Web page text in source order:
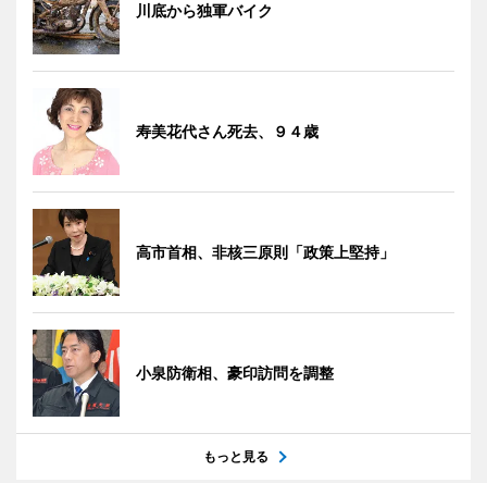
川底から独軍バイク
寿美花代さん死去、９４歳
高市首相、非核三原則「政策上堅持」
小泉防衛相、豪印訪問を調整
もっと見る